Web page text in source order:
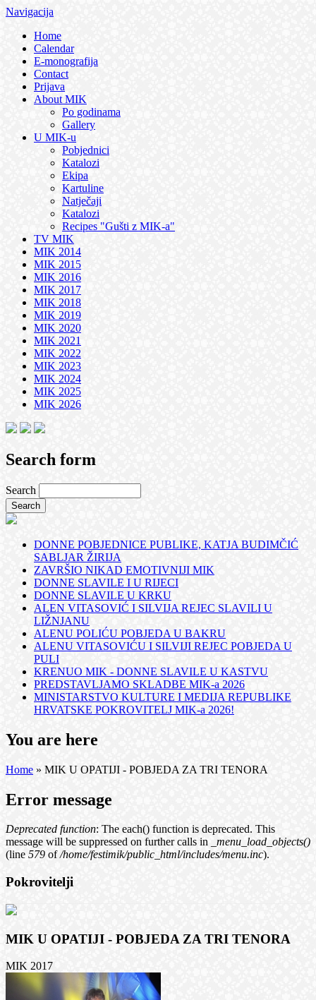
Navigacija
Home
Calendar
E-monografija
Contact
Prijava
About MIK
Po godinama
Gallery
U MIK-u
Pobjednici
Katalozi
Ekipa
Kartuline
Natječaji
Katalozi
Recipes "Gušti z MIK-a"
TV MIK
MIK 2014
MIK 2015
MIK 2016
MIK 2017
MIK 2018
MIK 2019
MIK 2020
MIK 2021
MIK 2022
MIK 2023
MIK 2024
MIK 2025
MIK 2026
Search form
Search
DONNE POBJEDNICE PUBLIKE, KATJA BUDIMČIĆ
SABLJAR ŽIRIJA
ZAVRŠIO NIKAD EMOTIVNIJI MIK
DONNE SLAVILE I U RIJECI
DONNE SLAVILE U KRKU
ALEN VITASOVIĆ I SILVIJA REJEC SLAVILI U
LIŽNJANU
ALENU POLIĆU POBJEDA U BAKRU
ALENU VITASOVIĆU I SILVIJI REJEC POBJEDA U
PULI
KRENUO MIK - DONNE SLAVILE U KASTVU
PREDSTAVLJAMO SKLADBE MIK-a 2026
MINISTARSTVO KULTURE I MEDIJA REPUBLIKE
HRVATSKE POKROVITELJ MIK-a 2026!
You are here
Home » MIK U OPATIJI - POBJEDA ZA TRI TENORA
Error message
Deprecated function: The each() function is deprecated. This
message will be suppressed on further calls in
_menu_load_objects()
(line 579 of/home/festimik/public_html/includes/menu.inc).
Pokrovitelji
MIK U OPATIJI - POBJEDA ZA TRI TENORA
MIK 2017